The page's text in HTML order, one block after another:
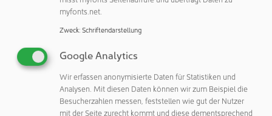
z. B. Autoinjektoren, die sich mit matter, glänzender,
erhabener oder Metallic-Oberfläche hochwertig veredeln
Kleiner Footprint – große Leistungsfähigkeit
Das Spritzgießexponat ist eine Fertigungszelle rund um
einen elektrischen Allrounder 520 A mit 1.500 kN
myfonts.net.
Zweck: Schriftendarstellung
Google Analytics
Wir erfassen anonymisierte Daten für Statistiken und
Analysen. Mit diesen Daten können wir zum Beispiel die
Besucherzahlen messen, feststellen wie gut der Nutzer
mit der Seite zurecht kommt und diese dementsprechend